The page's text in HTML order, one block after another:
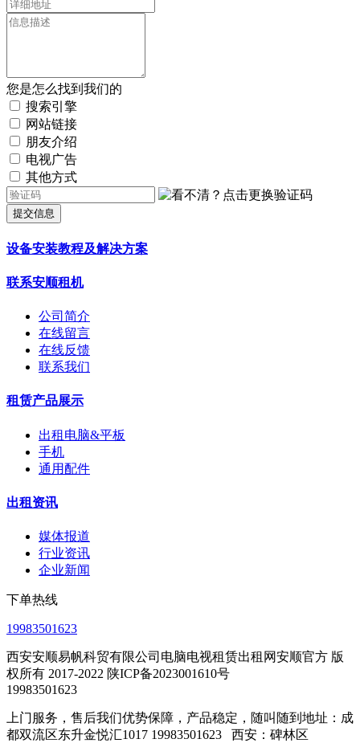
您是怎么找到我们的
搜索引擎
网站链接
朋友介绍
电视广告
其他方式
提交信息
设备安装教程及解决方案
联系安顺租机
公司简介
在线留言
在线反馈
联系我们
租赁产品展示
出租电脑&平板
手机
通用配件
出租资讯
媒体报道
行业资讯
企业新闻
下单热线
19983501623
西安安顺易帆科贸有限公司电脑电视租赁出租网安顺官方 版
权所有 2017-2022 陕ICP备2023001610号
19983501623
上门服务，售后我们优势保障，产品稳定，随叫随到地址：成
都双流区东升金悦汇1017 19983501623 西安：碑林区